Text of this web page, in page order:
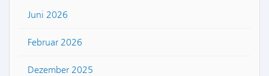
Juni 2026
Februar 2026
Dezember 2025